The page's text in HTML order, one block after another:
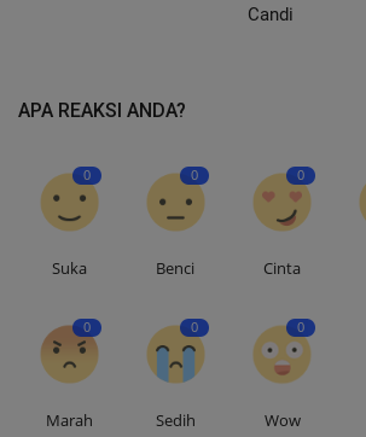
Candi
APA REAKSI ANDA?
0
Suka
0
Benci
0
Cinta
0
Marah
0
Sedih
0
Wow